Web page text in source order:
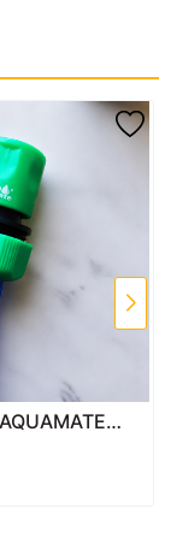
hệ thống tưới.
18-21mm
Âm Chính